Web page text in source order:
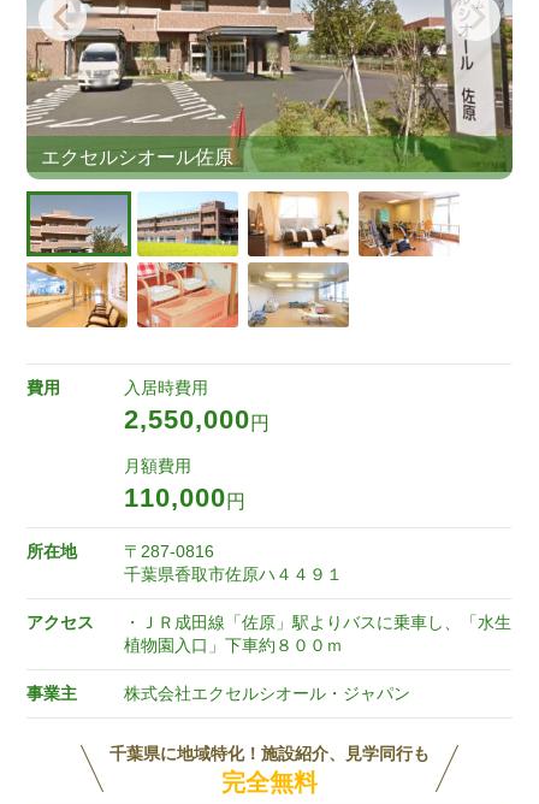
エクセルシオール佐原
費用 入居時費用
2,550,000円
月額費用
110,000円
所在地
〒287-0816
千葉県香取市佐原ハ４４９１
アクセス
・ＪＲ成田線「佐原」駅よりバスに乗車し、「水生
植物園入口」下車約８００ｍ
事業主 株式会社エクセルシオール・ジャパン
千葉県に地域特化！施設紹介、見学同行も
完全無料